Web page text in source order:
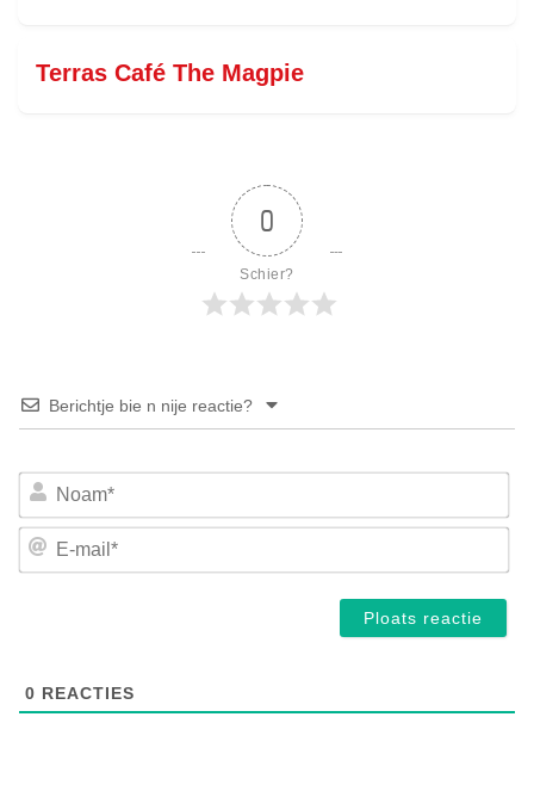
Terras Café The Magpie
0
Schier?
Berichtje bie n nije reactie?
E-
0 REACTIES